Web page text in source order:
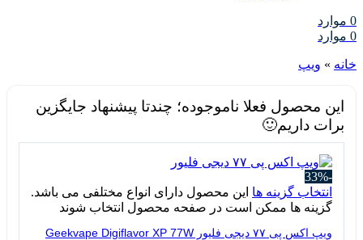
0 موارد
0 موارد
خانه » ویپ
این محصول فعلا ناموجوده؛ چندتا پیشنهاد جایگزین
برات داریم🙂
-33%
انتخاب گزینه ها این محصول دارای انواع مختلفی می باشد.
گزینه ها ممکن است در صفحه محصول انتخاب شوند
ویپ اکس پی ۷۷ دیجی فلیور Geekvape Digiflavor XP 77W